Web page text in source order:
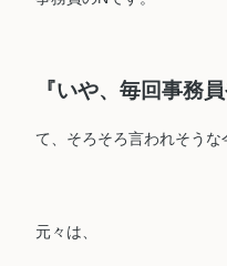
『いや、毎回事務
て、そろそろ言われそうな
元々は、